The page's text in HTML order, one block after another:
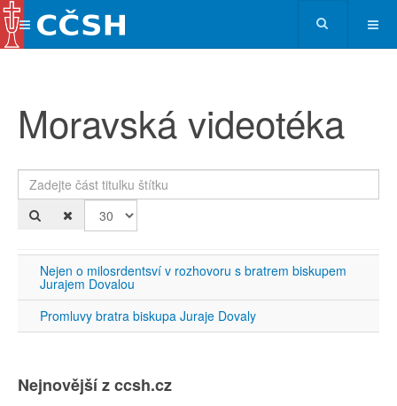
Moravská videotéka
Zadejte část titulku štítku
Nejen o milosrdentsví v rozhovoru s bratrem biskupem
Jurajem Dovalou
Promluvy bratra biskupa Juraje Dovaly
Nejnovější z ccsh.cz